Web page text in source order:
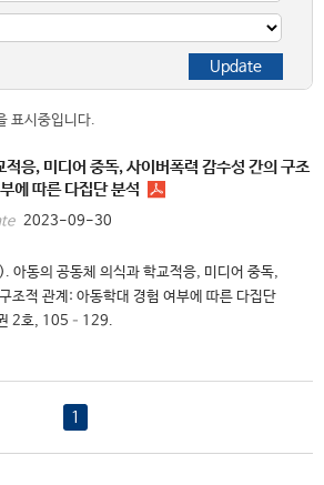
표시중입니다.
응, 미디어 중독, 사이버폭력 감수성 간의 구조
에 따른 다집단 분석
2023-09-30
동의 공동체 의식과 학교적응, 미디어 중독,
조적 관계: 아동학대 경험 여부에 따른 다집단
2호, 105–129.
1